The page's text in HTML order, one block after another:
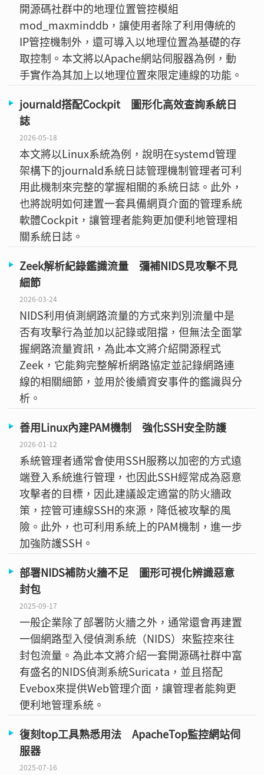
開源碼社群中的地理位置管控模組
mod_maxminddb，讓使用者除了利用傳統的
IP管控機制外，還可導入以地理位置為基礎的存
取控制。本文將以Apache網站伺服器為例，動
手實作為其加上以地理位置來限定連線的功能。
journald搭配Cockpit 圖形化高效查詢系統日
誌
2026-05-18
本文將以Linux系統為例，說明在systemd管理
架構下的journald系統日誌管理機制管理者可利
用此機制來完整的掌握相關的系統日誌。此外，
也將說明如何建置一套具備網頁介面的管理系統
軟體Cockpit，讓管理者能夠更加便利地管理相
關系統日誌。
Zeek解析紀錄鑑識流量 彌補NIDS見攻擊不見
細節
2026-03-24
NIDS利用偵測網路流量的方式來判別流量中是
否有攻擊行為並加以記錄或阻擋，但無法全面掌
握網路流量資訊，為此本文將介紹開源程式
Zeek，它能夠完整解析網路協定並記錄網路連
線的相關細節，並用於後續資安事件的鑑識與分
析。
善用Linux內建PAM機制 強化SSH安全防護
2026-01-12
系統管理者通常會使用SSH服務以加密的方式遠
端登入系統進行管理，也因此SSH經常成為惡意
攻擊者的目標，因此建議設定適當的防火牆政
策，控管可連線SSH的來源，降低被攻擊的風
險。此外，也可利用系統上的PAM機制，進一步
加強防護SSH。
部署NIDS補防火牆不足 圖形可視化辨識惡意
封包
2025-09-17
一般企業除了部署防火牆之外，通常還會再建置
一個網路型入侵偵測系統（NIDS）來監控來往
封包流量。為此本文將介紹一套開源碼社群中富
有盛名的NIDS偵測系統Suricata，並且搭配
Evebox來提供Web管理介面，讓管理者能夠更
便利地管理系統。
復刻top工具熟悉用法 ApacheTop監控網站伺
服器
2025-07-16